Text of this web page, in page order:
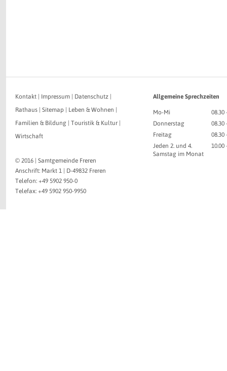
Kontakt Impressum Datenschutz
Rathaus
Sitemap Leben & Wohnen
Familien & Bildung
Touristik & Kultur
Wirtschaft
© 2016 | Samtgemeinde Freren
Anschrift: Markt 1 | D-49832 Freren
Telefon: +49 5902 950-0
Telefax: +49 5902 950-9950
Allgemeine Sprechzeiten
Mo-Mi
08.30
Donnerstag
08.30
Freitag
08.30
Jeden 2. und 4.
Samstag im Monat